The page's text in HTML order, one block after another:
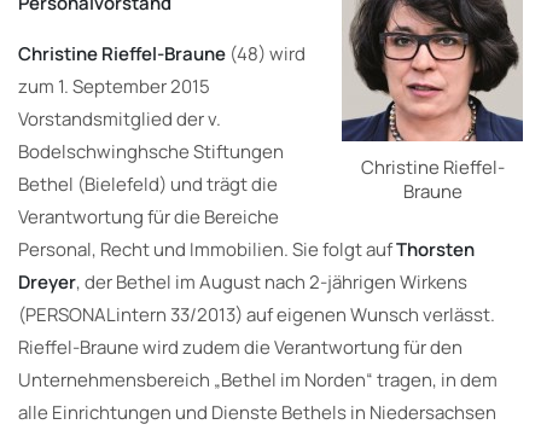
Christine Rieffel-
Braune
Christine Rieffel-Braune (48) wird
zum 1. September 2015
Vorstandsmitglied der v.
Bodelschwinghsche Stiftungen
Bethel (Bielefeld) und trägt die
Verantwortung für die Bereiche
Personal, Recht und Immobilien. Sie folgt aufThorsten
Dreyer, der Bethel im August nach 2-jährigen Wirkens
(PERSONALintern 33/2013) auf eigenen Wunsch verlässt.
Rieffel-Braune wird zudem die Verantwortung für den
Unternehmensbereich „Bethel im Norden“ tragen, in dem
alle Einrichtungen und Dienste Bethels in Niedersachsen